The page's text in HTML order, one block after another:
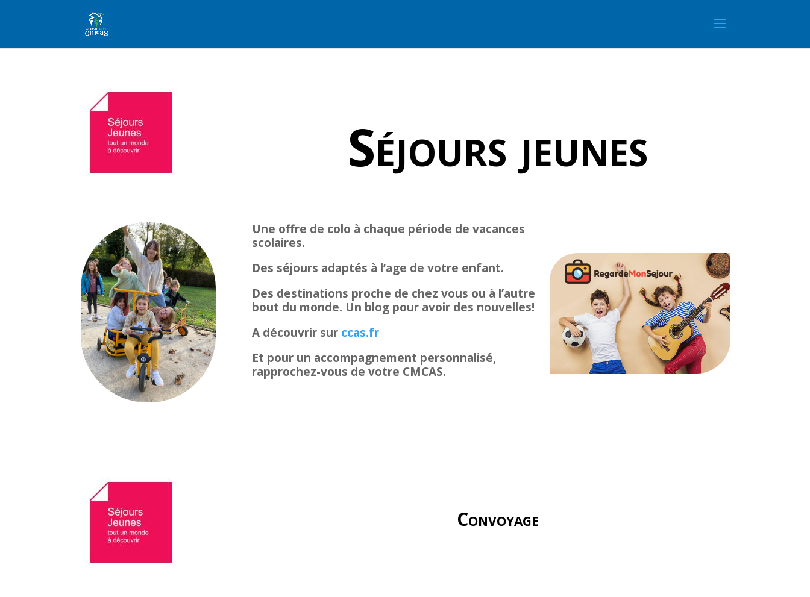
Séjours jeunes
Une offre de colo à chaque période de vacances
scolaires.
Des séjours adaptés à l’age de votre enfant.
Des destinations proche de chez vous ou à l’autre
bout du monde. Un blog pour avoir des nouvelles!
A découvrir sur ccas.fr
Et pour un accompagnement personnalisé,
rapprochez-vous de votre CMCAS.
Convoyage